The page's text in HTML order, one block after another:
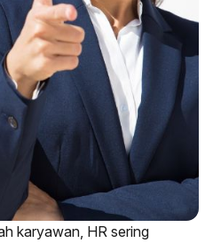
karyawan, HR sering